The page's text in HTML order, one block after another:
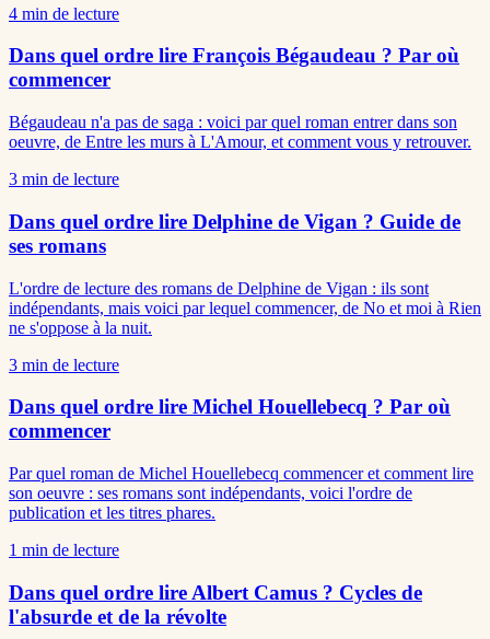
4 min de lecture
Dans quel ordre lire François Bégaudeau ? Par où
commencer
Bégaudeau n'a pas de saga : voici par quel roman entrer dans son
oeuvre, de Entre les murs à L'Amour, et comment vous y retrouver.
3 min de lecture
Dans quel ordre lire Delphine de Vigan ? Guide de
ses romans
L'ordre de lecture des romans de Delphine de Vigan : ils sont
indépendants, mais voici par lequel commencer, de No et moi à Rien
ne s'oppose à la nuit.
3 min de lecture
Dans quel ordre lire Michel Houellebecq ? Par où
commencer
Par quel roman de Michel Houellebecq commencer et comment lire
son oeuvre : ses romans sont indépendants, voici l'ordre de
publication et les titres phares.
1 min de lecture
Dans quel ordre lire Albert Camus ? Cycles de
l'absurde et de la révolte